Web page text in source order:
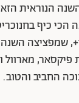
הנוראית
הכי כיף
שמפציצה
החביב והטוב.